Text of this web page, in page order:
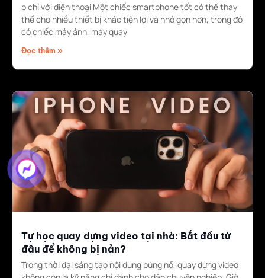
p chỉ với điện thoại Một chiếc smartphone tốt có thể thay
thế cho nhiều thiết bị khác tiện lợi và nhỏ gọn hơn, trong đó
có chiếc máy ảnh, máy quay
Đọc thêm »
Tự học quay dựng video tại nhà: Bắt đầu từ
đâu để không bị nản?
Trong thời đại sáng tạo nội dung bùng nổ, quay dựng video